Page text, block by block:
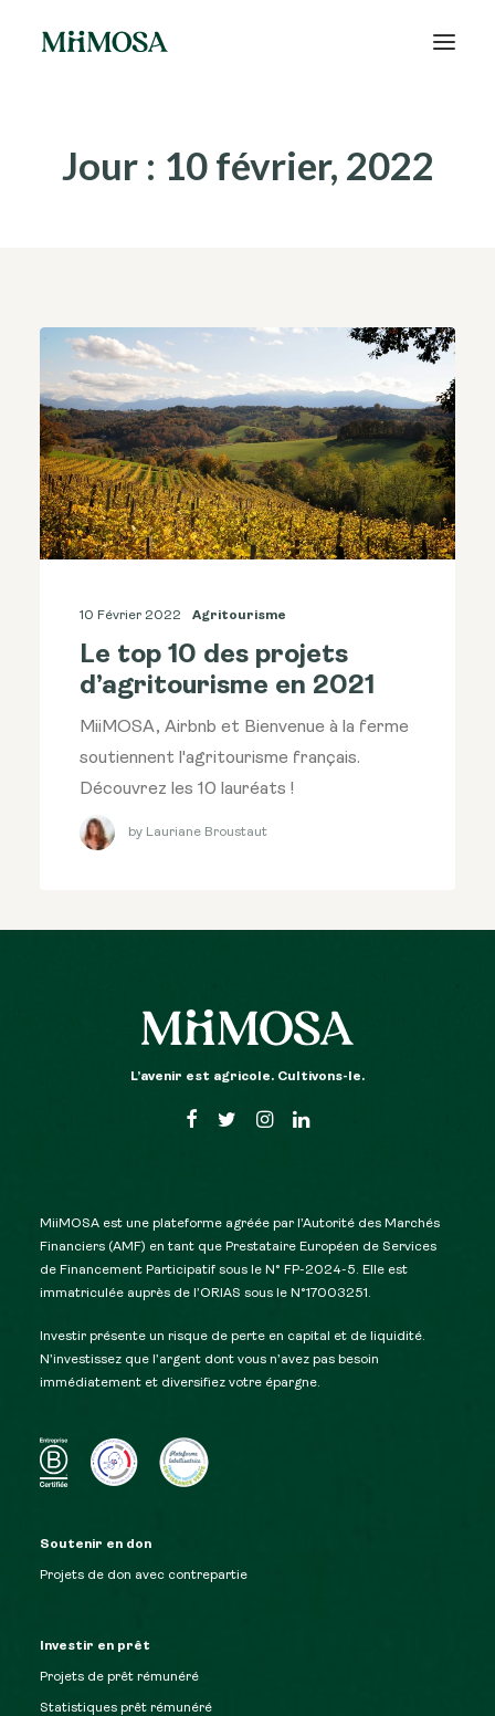
Épargne
Recherche
Jour : 10 février, 2022
10 Février 2022 Agritourisme
Le top 10 des projets
d’agritourisme en 2021
MiiMOSA, Airbnb et Bienvenue à la ferme
soutiennent l'agritourisme français.
Découvrez les 10 lauréats !
by Lauriane Broustaut
L’avenir est agricole. Cultivons-le.
MiiMOSA est une plateforme agréée par l’Autorité des Marchés
Financiers (AMF) en tant que Prestataire Européen de Services
de Financement Participatif sous le N° FP-2024-5. Elle est
immatriculée auprès de l’ORIAS sous le N°17003251.
Investir présente un risque de perte en capital et de liquidité.
N’investissez que l’argent dont vous n’avez pas besoin
immédiatement et diversifiez votre épargne.
Soutenir en don
Projets de don avec contrepartie
Investir en prêt
Projets de prêt rémunéré
Statistiques prêt rémunéré